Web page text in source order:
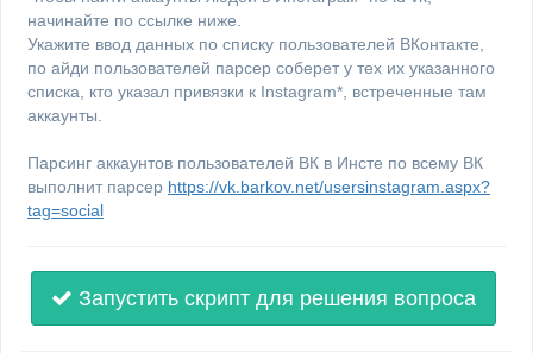
начинайте по ссылке ниже.
Укажите ввод данных по списку пользователей ВКонтакте,
по айди пользователей парсер соберет у тех их указанного
списка, кто указал привязки к Instagram*, встреченные там
аккаунты.
Парсинг аккаунтов пользователей ВК в Инсте по всему ВК
выполнит парсер https://vk.barkov.net/usersinstagram.aspx?
tag=social
Запустить скрипт для решения вопроса